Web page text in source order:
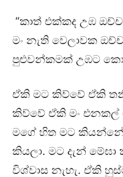
“කාත් එක්කද උඹ
මං නැති වෙලාවක
පුළුවන්කමක් උඹට
ඒකි මට කිව්වේ ඒකි
කිව්වේ ඒකි මං එනකල්
මගේ හිත මට
කියලා. මට දැන්
විශ්වාස නැහැ. ඒකි